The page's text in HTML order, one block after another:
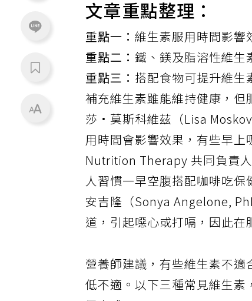
文章重點整理：
重點一：維生素服用時間影響
重點二：鐵、鎂及脂溶性維生
重點三： 搭配食物可提升維生
補充維生素雖能維持健康，但
莎·莫斯科維茲（Lisa
用時間會影響效果，有些早
Nutrition Therapy 共同負責
人習慣一早空腹搭配咖啡吃
安吉隆（Sonya Angelone,
道，引起噁心或打嗝，因此在
營養師建議，有些維生素不
低不適。以下三種常見維生